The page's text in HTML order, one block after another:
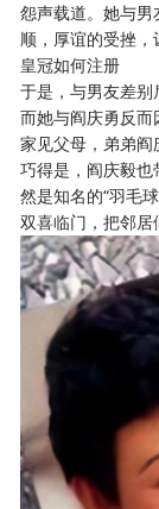
怨声载道。她与
顺，厚谊的受挫，
皇冠如何注册
于是，与男友差别
而她与阎庆勇反
家见父母，弟弟阎
巧得是，阎庆毅
然是知名的“羽毛
双喜临门，把邻居